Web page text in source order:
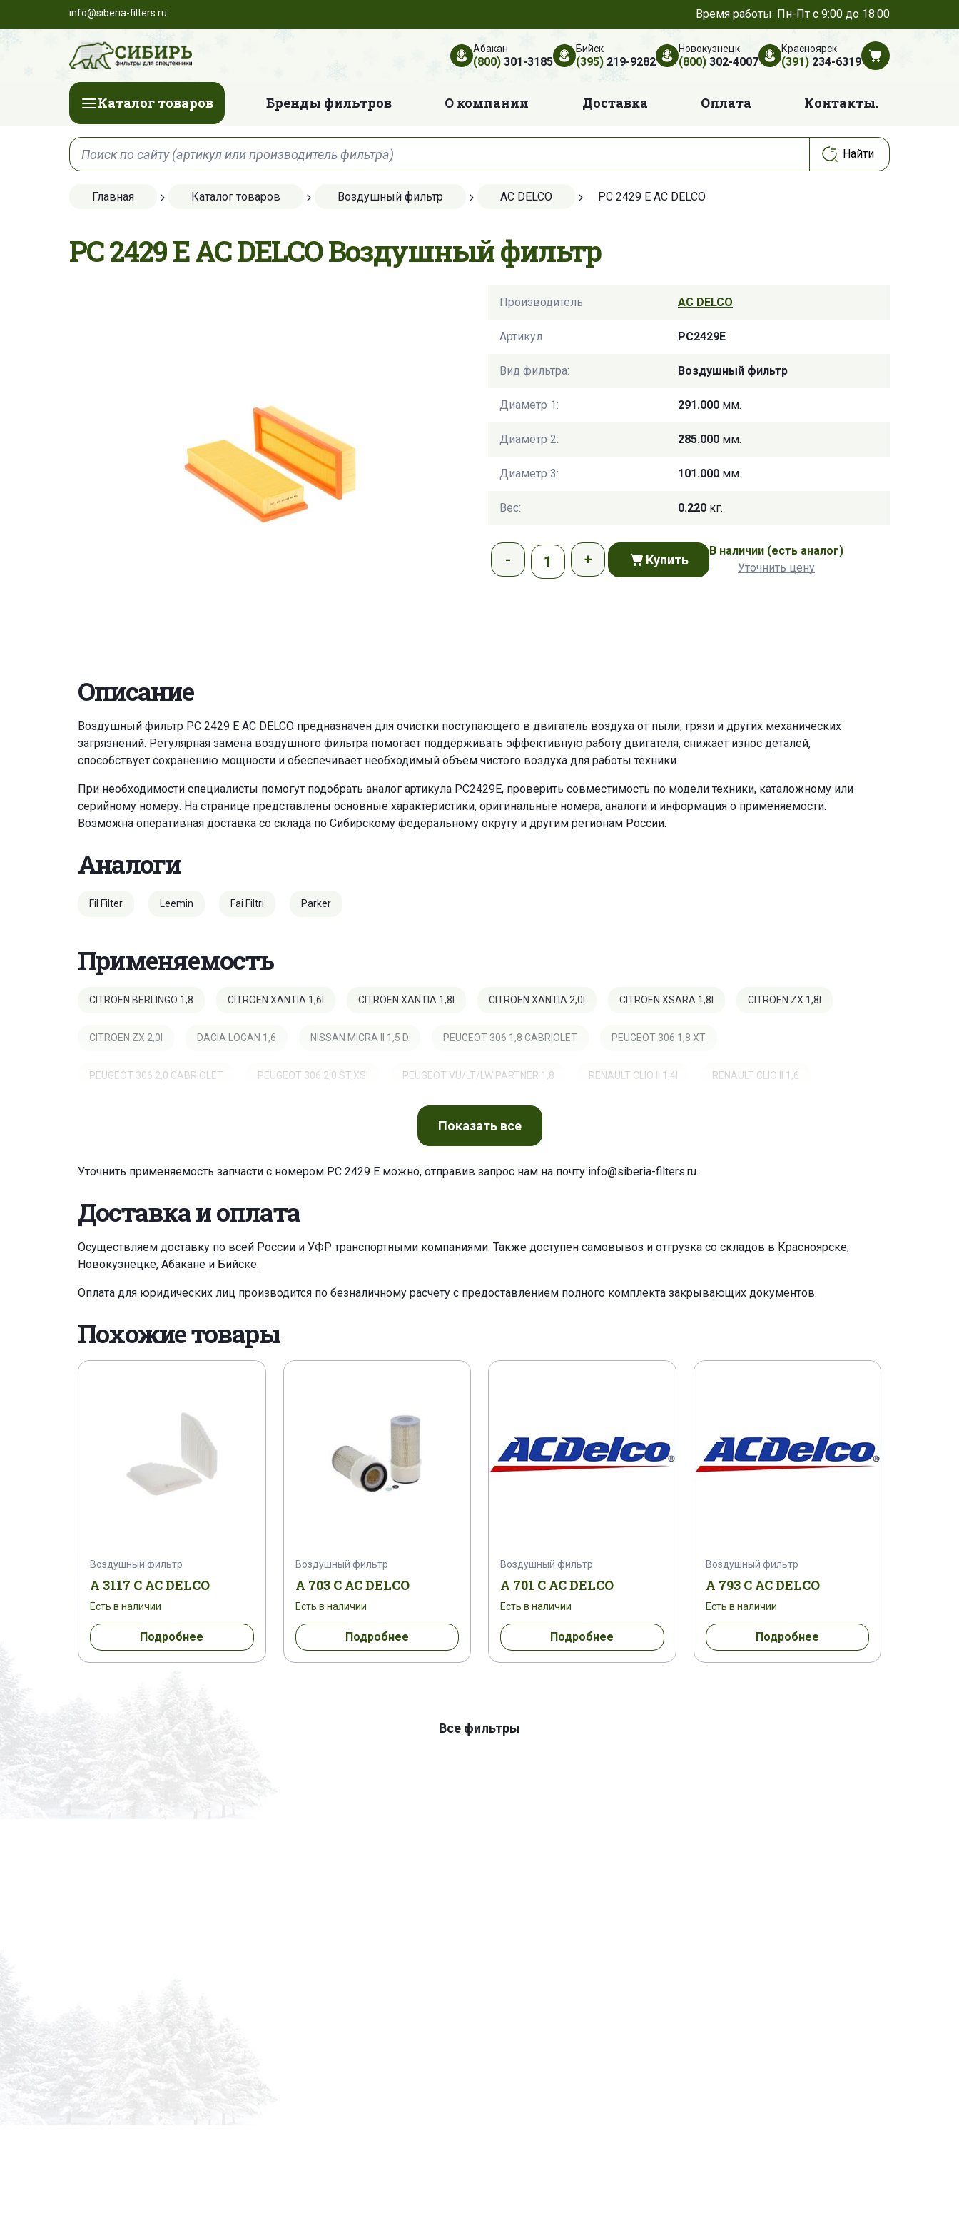
info@siberia-filters.ru Время работы: Пн-Пт с 9:00 до 18:00
Абакан
(800)301-3185
Бийск
(395)219-9282
Новокузнецк
(800)302-4007
Красноярск
(391)234-6319
Каталог товаров Бренды фильтров О компании Доставка Оплата Контакты.
Главная Каталог товаров Воздушный фильтр AC DELCO PC 2429 E AC DELCO
PC 2429 E AC DELCO Воздушный фильтр
Производитель AC DELCO
Артикул PC2429E
Вид фильтра: Воздушный фильтр
Диаметр 1: 291.000 мм.
Диаметр 2: 285.000 мм.
Диаметр 3: 101.000 мм.
Вес: 0.220 кг.
Купить
В наличии (есть аналог)
Уточнить цену
Описание
Воздушный фильтр PC 2429 E AC DELCO предназначен для очистки поступающего в двигатель воздуха от пыли, грязи и других механических
загрязнений. Регулярная замена воздушного фильтра помогает поддерживать эффективную работу двигателя, снижает износ деталей,
способствует сохранению мощности и обеспечивает необходимый объем чистого воздуха для работы техники.
При необходимости специалисты помогут подобрать аналог артикула PC2429E, проверить совместимость по модели техники, каталожному или
серийному номеру. На странице представлены основные характеристики, оригинальные номера, аналоги и информация о применяемости.
Возможна оперативная доставка со склада по Сибирскому федеральному округу и другим регионам России.
Аналоги
Fil Filter Leemin Fai Filtri Parker
Применяемость
CITROEN BERLINGO 1,8 CITROEN XANTIA 1,6I CITROEN XANTIA 1,8I CITROEN XANTIA 2,0I CITROEN XSARA 1,8I CITROEN ZX 1,8I
CITROEN ZX 2,0I DACIA LOGAN 1,6 NISSAN MICRA II 1,5 D PEUGEOT 306 1,8 CABRIOLET PEUGEOT 306 1,8 XT
PEUGEOT 306 2,0 CABRIOLET PEUGEOT 306 2,0 ST,XSI PEUGEOT VU/LT/LW PARTNER 1,8 RENAULT CLIO II 1,4I RENAULT CLIO II 1,6
Показатьвсе
Уточнить применяемость запчасти с номером PC 2429 E можно, отправив запрос нам на почту info@siberia-filters.ru.
Доставка и оплата
Осуществляем доставку по всей России и УФР транспортными компаниями. Также доступен самовывоз и отгрузка со складов в Красноярске,
Новокузнецке, Абакане и Бийске.
Оплата для юридических лиц производится по безналичному расчету с предоставлением полного комплекта закрывающих документов.
Похожие товары
Воздушный фильтр
A 3117 C AC DELCO
Есть в наличии
Подробнее
Воздушный фильтр
A 703 C AC DELCO
Есть в наличии
Подробнее
Воздушный фильтр
A 701 C AC DELCO
Есть в наличии
Подробнее
Воздушный фильтр
A 793 C AC DELCO
Есть в наличии
Подробнее
Все фильтры